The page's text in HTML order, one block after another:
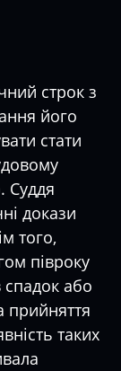
строк з
його
стати
Суддя
докази
того,
півроку
або
прийняття
таких